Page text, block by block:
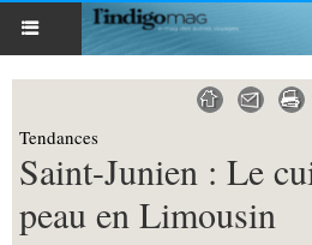
Tendances
Saint-Junien : Le
peau en Limousin